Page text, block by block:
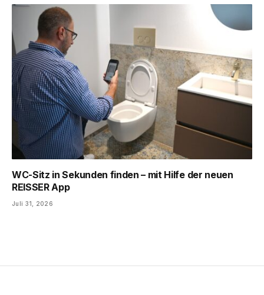
WC-Sitz in Sekunden finden – mit Hilfe der neuen
REISSER App
Juli 31, 2026